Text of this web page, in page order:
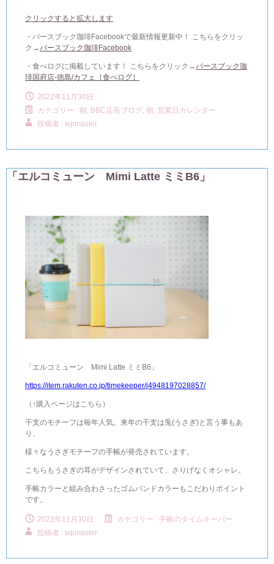
クリックすると拡大します
・バースブック珈琲Facebookで最新情報更新中！ こちらをクリッ
ク→ バースブック珈琲Facebook
・食べログに掲載しています！ こちらをクリック→ バースブック珈
琲国府店-徳島/カフェ［食べログ］
2022年11月30日
カテゴリー : 朝, BBC店長ブログ 朝, 営業日カレンダー
投稿者 : wpmaster
「エルコミューン Mimi Latte ミミB6」
「エルコミューン Mimi Latte ミミB6」
https://item.rakuten.co.jp/timekeeper/j4948197028857/
（↑購入ページはこちら）
干支のモチーフは毎年人気。来年の干支は兎(うさぎ)と言う事もあ
り、
様々なうさぎモチーフの手帳が発売されています。
こちらもうさぎの耳がデザインされていて、さりげなくオシャレ。
手帳カラーと組み合わさったゴムバンドカラーもこだわりポイント
です。
2022年11月30日 カテゴリー : 手帳のタイムキーパー
投稿者 : wpmaster